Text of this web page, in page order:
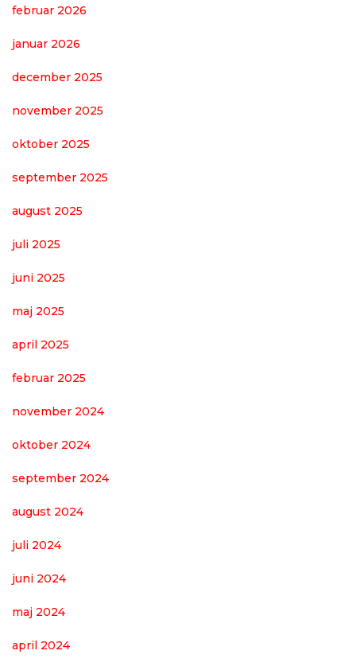
februar 2026
januar 2026
december 2025
november 2025
oktober 2025
september 2025
august 2025
juli 2025
juni 2025
maj 2025
april 2025
februar 2025
november 2024
oktober 2024
september 2024
august 2024
juli 2024
juni 2024
maj 2024
april 2024